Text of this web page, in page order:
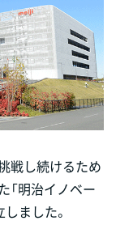
戦し続けるため
「明治イノベー
ました。